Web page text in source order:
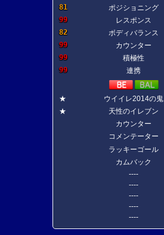
81
ポジショニング
99
レスポンス
82
ボディバランス
99
カウンター
99
積極性
99
連携
★
ウイイレ2014の鬼
★
天性のイレブン
カウンター
コメンテーター
ラッキーゴール
カムバック
----
----
----
----
----